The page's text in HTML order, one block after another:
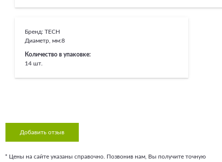
Бренд: TECH
Диаметр, мм:8
Количество в упаковке:
14 шт.
Добавить отзыв
* Цены на сайте указаны справочно. Позвонив нам, Вы получите точную